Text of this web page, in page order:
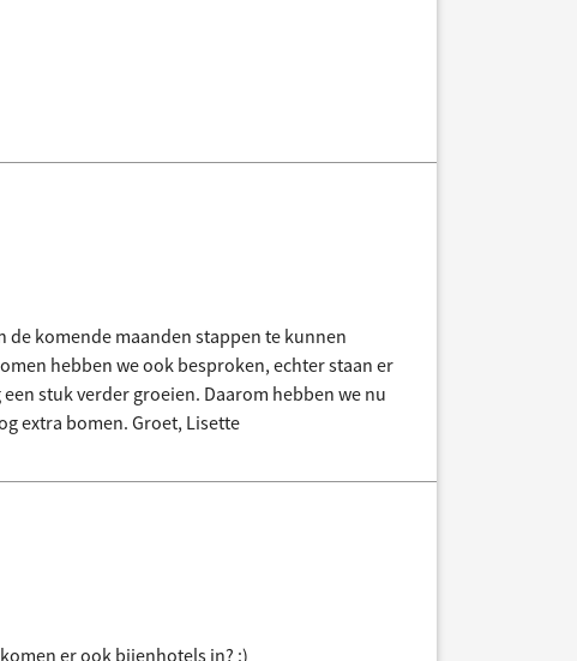
de komende maanden stappen te kunnen
hebben we ook besproken, echter staan er
stuk verder groeien. Daarom hebben we nu
extra bomen. Groet, Lisette
er ook bijenhotels in? :)